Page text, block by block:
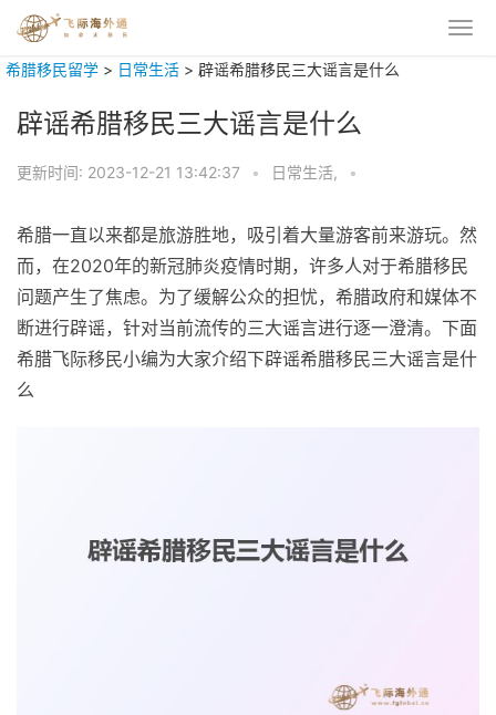
希腊移民留学 > 日常生活 > 辟谣希腊移民三大谣言是什么
辟谣希腊移民三大谣言是什么
更新时间: 2023-12-21 13:42:37 • 日常生活, •
希腊一直以来都是旅游胜地，吸引着大量游客前来游玩。然
而，在2020年的新冠肺炎疫情时期，许多人对于希腊移民
问题产生了焦虑。为了缓解公众的担忧，希腊政府和媒体不
断进行辟谣，针对当前流传的三大谣言进行逐一澄清。下面
希腊飞际移民小编为大家介绍下辟谣希腊移民三大谣言是什
么